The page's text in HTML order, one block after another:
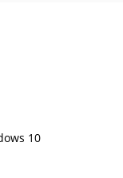
10